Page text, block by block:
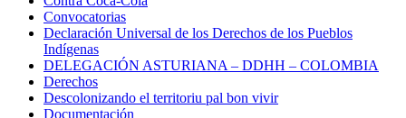
Convocatorias
Declaración Universal de los Derechos de los Pueblos
Indígenas
DELEGACIÓN ASTURIANA – DDHH – COLOMBIA
Derechos
Descolonizando el territoriu pal bon vivir
Documentación